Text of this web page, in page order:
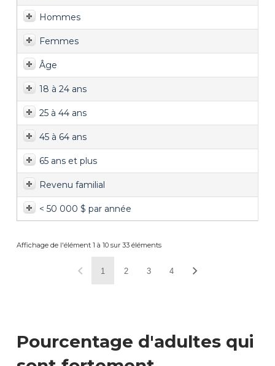
Hommes
Femmes
Âge
18 à 24 ans
25 à 44 ans
45 à 64 ans
65 ans et plus
Revenu familial
< 50 000 $ par année
Affichage de l'élément 1 à 10 sur 33 éléments
1 2 3 4
Pourcentage d'adultes qui